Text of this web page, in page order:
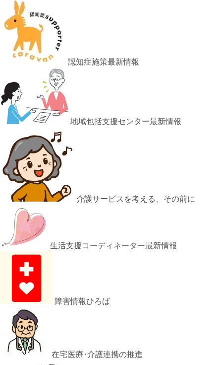
認知症施策最新情報
地域包括支援センター最新情報
介護サービスを考える、その前に
生活支援コーディネーター最新情報
障害情報ひろば
在宅医療･介護連携の推進